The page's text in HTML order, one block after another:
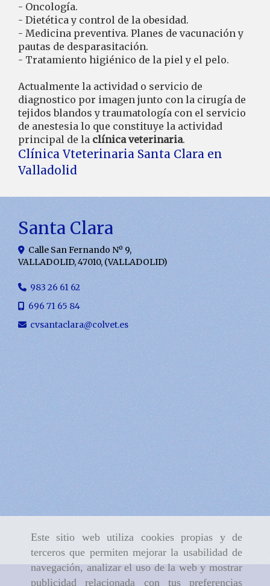
Este sitio web utiliza cookies propias y de
terceros que permiten mejorar la usabilidad de
navegación, analizar el uso de la web y mostrar
publicidad relacionada con tus preferencias
- Oncología.
- Dietética y control de la obesidad.
- Medicina preventiva. Planes de vacunación y
pautas de desparasitación.
- Tratamiento higiénico de la piel y el pelo.
Actualmente la actividad o servicio de
diagnostico por imagen junto con la cirugía de
tejidos blandos y traumatología con el servicio
de anestesia lo que constituye la actividad
principal de la clínica veterinaria.
Clínica Vteterinaria Santa Clara en
Valladolid
Santa Clara
Calle San Fernando Nº 9,
VALLADOLID,47010,(VALLADOLID)
983 26 61 62
696 71 65 84
cvsantaclara
colvet.es